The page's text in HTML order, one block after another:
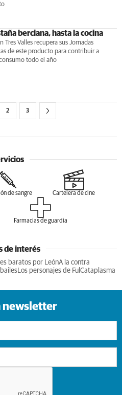
berciana, hasta la cocina
Tres Valles recupera sus Jornadas
de este producto para contribuir a
todo el año
2 3
de sangre Cartelera de cine
Farmacias de guardia
de interés
baratos por LeónA la contra
Los personajes de Ful Cataplasma
newsletter